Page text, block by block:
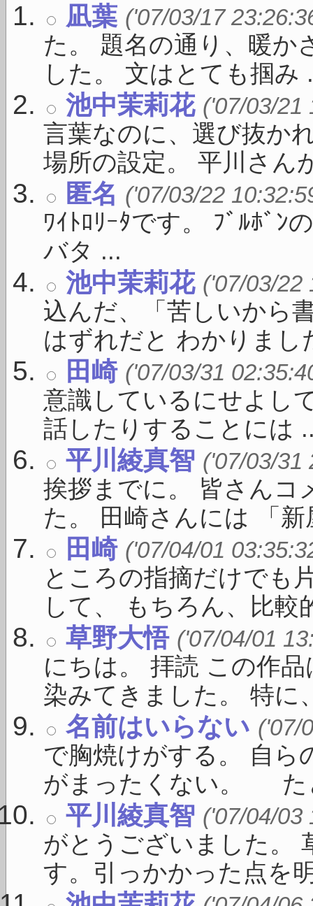
凪葉 ('07/03/17
た。 題名の通り、暖か
した。 文はとても掴み
池中茉莉花 ('07/03/21
言葉なのに、選び抜か
場所の設定。 平川さん
匿名 ('07/03/22
ﾜｲﾄﾛﾘｰﾀです。 ﾌﾞﾙﾎﾞﾝ
バタ ...
池中茉莉花 ('07/03/22
込んだ、「苦しいから
はずれだと わかりまし
田崎 ('07/03/31
意識しているにせよし
話したりすることには
平川綾真智 ('07/03/31
挨拶までに。 皆さんコ
た。 田崎さんには 「新
田崎 ('07/04/01
ところの指摘だけでも
して、 もちろん、比較
草野大悟 ('07/04/01
にちは。 拝読 この作
染みてきました。 特に
名前はいらない ('07/
で胸焼けがする。 自ら
がまったくない。 た
平川綾真智 ('07/04/03
がとうございました。
す。引っかかった点を